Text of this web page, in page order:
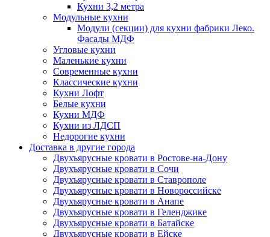
Кухни 3,2 метра
Модульные кухни
Модули (секции) для кухни фабрики Леко.
Фасады МДФ
Угловые кухни
Маленькие кухни
Современные кухни
Классические кухни
Кухни Лофт
Белые кухни
Кухни МДФ
Кухни из ЛДСП
Недорогие кухни
Доставка в другие города
Двухъярусные кровати в Ростове-на-Дону
Двухъярусные кровати в Сочи
Двухъярусные кровати в Ставрополе
Двухъярусные кровати в Новороссийске
Двухъярусные кровати в Анапе
Двухъярусные кровати в Геленджике
Двухъярусные кровати в Батайске
Двухъярусные кровати в Ейске